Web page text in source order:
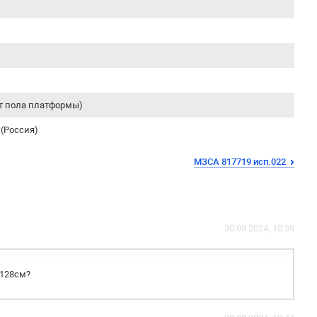
пола платформы)
МЗСА 817719 исп.022
30.09.2024, 10:39